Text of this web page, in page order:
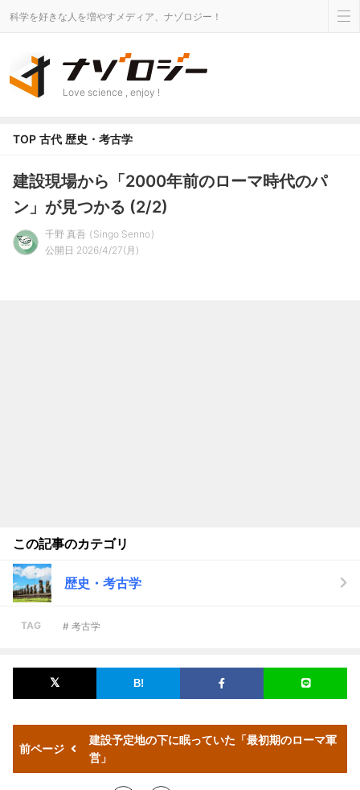
科学を好きな人を増やすメディア、ナゾロジー！
Love science , enjoy !
TOP 古代 歴史・考古学
建設現場から「2000年前のローマ時代のパ
ン」が見つかる (2/2)
千野 真吾
Singo Senno
公開日 2026/4/27(月)
この記事のカテゴリ
歴史・考古学
TAG # 考古学
前ページ
建設予定地の下に眠っていた「最初期のローマ軍
営」